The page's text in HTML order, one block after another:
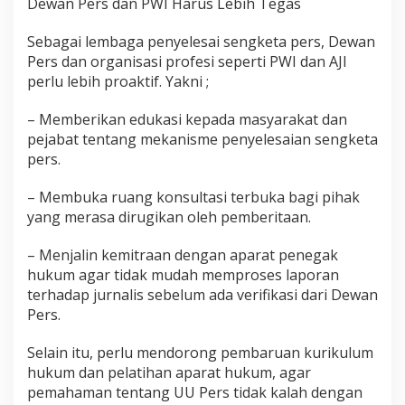
Sebagai lembaga penyelesai sengketa pers, Dewan
Pers dan organisasi profesi seperti PWI dan AJI
perlu lebih proaktif. Yakni ;
– Memberikan edukasi kepada masyarakat dan
pejabat tentang mekanisme penyelesaian sengketa
pers.
– Membuka ruang konsultasi terbuka bagi pihak
yang merasa dirugikan oleh pemberitaan.
– Menjalin kemitraan dengan aparat penegak
hukum agar tidak mudah memproses laporan
terhadap jurnalis sebelum ada verifikasi dari Dewan
Pers.
Selain itu, perlu mendorong pembaruan kurikulum
hukum dan pelatihan aparat hukum, agar
pemahaman tentang UU Pers tidak kalah dengan